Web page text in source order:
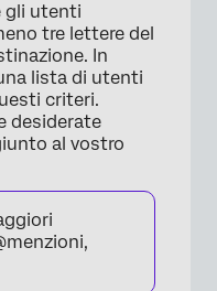
gli utenti
tre lettere del
In
lista di utenti
criteri.
desiderate
al vostro